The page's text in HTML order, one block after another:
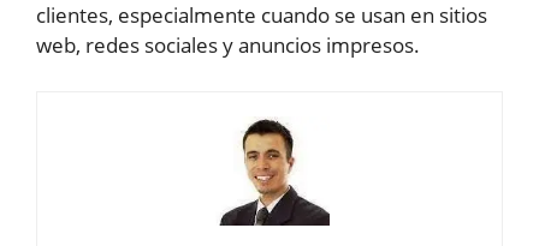
clientes, especialmente cuando se usan en sitios
web, redes sociales y anuncios impresos.